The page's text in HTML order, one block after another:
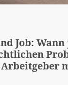
Job: